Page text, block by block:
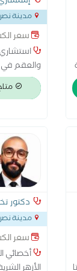
مدينة نصر
سعر
استشاري
والعقم
متاح
دكتور
مدينة نصر
سعر
أخصائي